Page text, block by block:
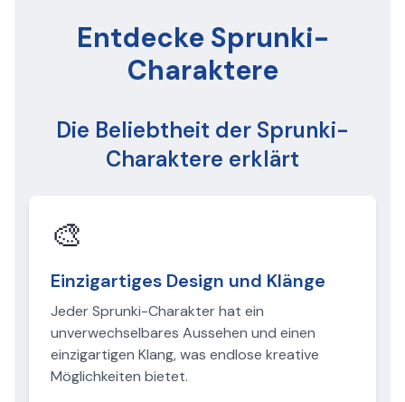
Entdecke Sprunki-
Charaktere
Die Beliebtheit der Sprunki-
Charaktere erklärt
🎨
Einzigartiges Design und Klänge
Jeder Sprunki-Charakter hat ein
unverwechselbares Aussehen und einen
einzigartigen Klang, was endlose kreative
Möglichkeiten bietet.